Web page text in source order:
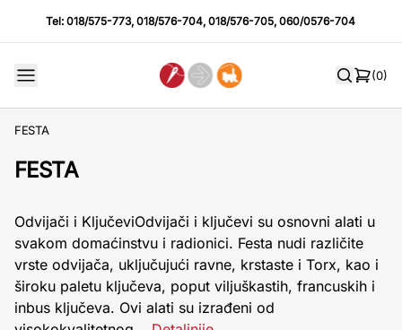
Tel:018/575-773,018/576-704,018/576-705,060/0576-704
(0)
FESTA
FESTA
Odvijači i KljučeviOdvijači i ključevi su osnovni alati u
svakom domaćinstvu i radionici. Festa nudi različite
vrste odvijača, uključujući ravne, krstaste i Torx, kao i
široku paletu ključeva, poput viljuškastih, francuskih i
inbus ključeva. Ovi alati su izrađeni od